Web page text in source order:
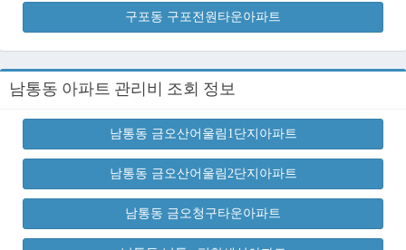
구포동 구포전원타운아파트
남통동 아파트 관리비 조회 정보
남통동 금오산어울림1단지아파트
남통동 금오산어울림2단지아파트
남통동 금오청구타운아파트